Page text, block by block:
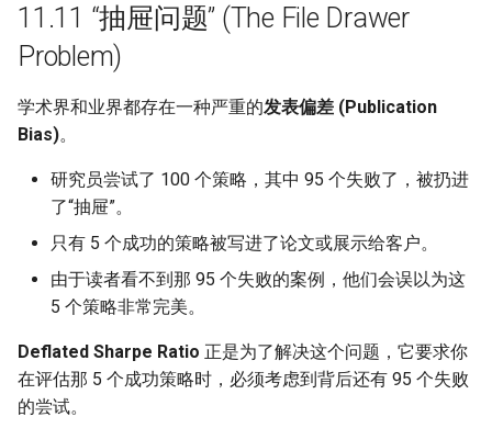
11.11 “抽屉问题” (The File Drawer
Problem)
学术界和业界都存在一种严重的发表偏差 (Publication
Bias)。
研究员尝试了 100 个策略，其中 95 个失败了，被扔进
了“抽屉”。
只有 5 个成功的策略被写进了论文或展示给客户。
由于读者看不到那 95 个失败的案例，他们会误以为这
5 个策略非常完美。
Deflated Sharpe Ratio 正是为了解决这个问题，它要求你
在评估那 5 个成功策略时，必须考虑到背后还有 95 个失败
的尝试。